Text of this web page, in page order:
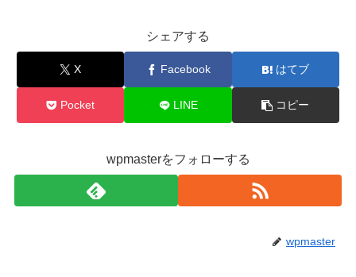
シェアする
X Facebook はてブ
Pocket LINE コピー
wpmasterをフォローする
wpmaster